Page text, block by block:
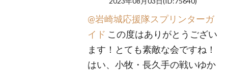
@岩崎城応援隊スプリンターガ
イド この度はありがとうござい
ます！とても素敵な会ですね！
はい、小牧・長久手の戦いゆか